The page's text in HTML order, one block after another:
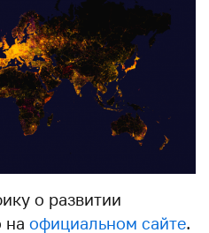
о развитии
на официальном сайте.